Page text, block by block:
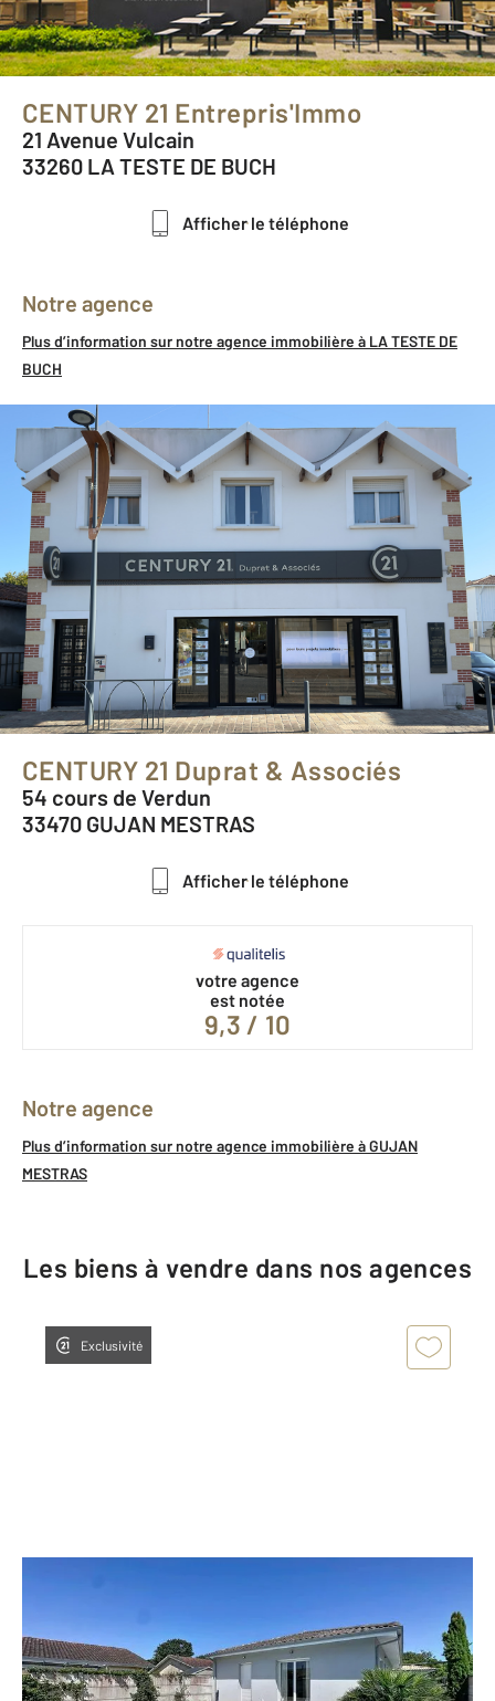
CENTURY 21 Entrepris'Immo
21 Avenue Vulcain
33260 LA TESTE DE BUCH
Afficher le téléphone
Notre agence
Plus d’information sur notre agence immobilière à LA TESTE DE
BUCH
CENTURY 21 Duprat & Associés
54 cours de Verdun
33470 GUJAN MESTRAS
Afficher le téléphone
votre agence
est notée
9,3 / 10
Notre agence
Plus d’information sur notre agence immobilière à GUJAN
MESTRAS
Les biens à vendre dans nos agences
Exclusivité
Ref : 5587
Maison à vendre